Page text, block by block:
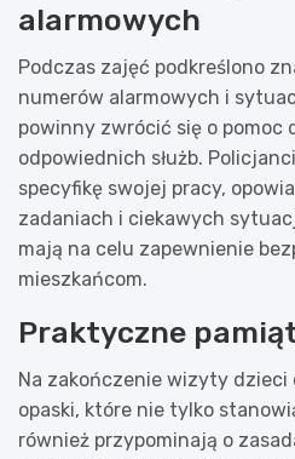
alarmowych
Podczas zajęć podkreślono
numerów alarmowych i
powinny zwrócić się o pomoc
odpowiednich służb.
specyfikę swojej pracy,
zadaniach i ciekawych
mają na celu zapewnienie
mieszkańcom.
Praktyczne
Na zakończenie wizyty dzieci
opaski, które nie tylko
również przypominają o